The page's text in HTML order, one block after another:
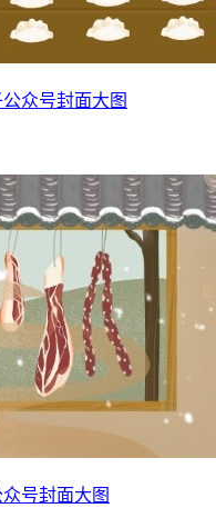
众号封面大图
号封面大图